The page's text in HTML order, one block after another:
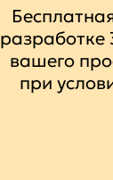
разработке
вашего
при